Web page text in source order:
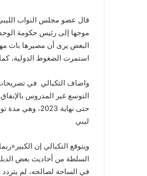
قال عضو مجلس النواب
موجها إلى رئيس حكومة
البعض يرى أن مصيرها بات
استمرت الضغوط الدولية،
واضاف التكبالي في
ليبي
ويتوقع التكبالي إن
السلطة من أحاديث بعض
في الساحة لصالحه، لم